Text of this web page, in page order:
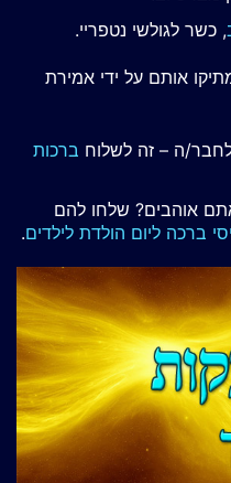
, כשר לגולשי נטפריי.
אותם על ידי אמירת
ה – זה לשלוח ברכות
אוהבים? שלחו להם
ברכה ליום הולדת לילדים.